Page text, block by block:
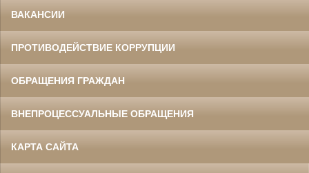
ВАКАНСИИ
ПРОТИВОДЕЙСТВИЕ КОРРУПЦИИ
ОБРАЩЕНИЯ ГРАЖДАН
ВНЕПРОЦЕССУАЛЬНЫЕ ОБРАЩЕНИЯ
КАРТА САЙТА